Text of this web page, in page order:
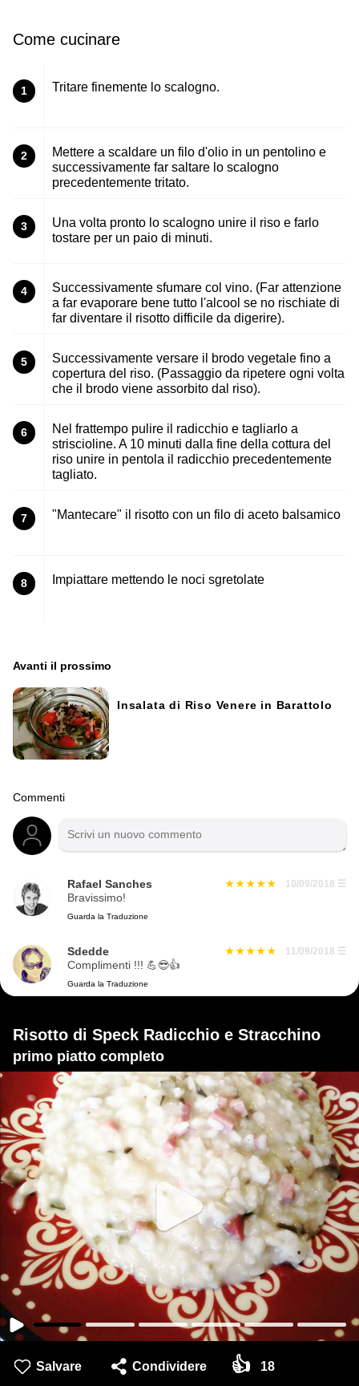
Come cucinare
1 Tritare finemente lo scalogno.
2
Mettere a scaldare un filo d'olio in un pentolino e
successivamente far saltare lo scalogno
precedentemente tritato.
3
Una volta pronto lo scalogno unire il riso e farlo
tostare per un paio di minuti.
4
Successivamente sfumare col vino. (Far attenzione
a far evaporare bene tutto l'alcool se no rischiate di
far diventare il risotto difficile da digerire).
5
Successivamente versare il brodo vegetale fino a
copertura del riso. (Passaggio da ripetere ogni volta
che il brodo viene assorbito dal riso).
6
Nel frattempo pulire il radicchio e tagliarlo a
striscioline. A 10 minuti dalla fine della cottura del
riso unire in pentola il radicchio precedentemente
tagliato.
7 "Mantecare" il risotto con un filo di aceto balsamico
8 Impiattare mettendo le noci sgretolate
Avanti il ​​prossimo
Insalata di Riso Venere in Barattolo
Commenti
Rafael Sanches 10/09/2018 ☰
Bravissimo!
Guarda la Traduzione
Sdedde 11/09/2018 ☰
Complimenti !!! 💪😎👍
Guarda la Traduzione
Risotto di Speck Radicchio e Stracchino
primo piatto completo
Salvare Condividere 👍 18